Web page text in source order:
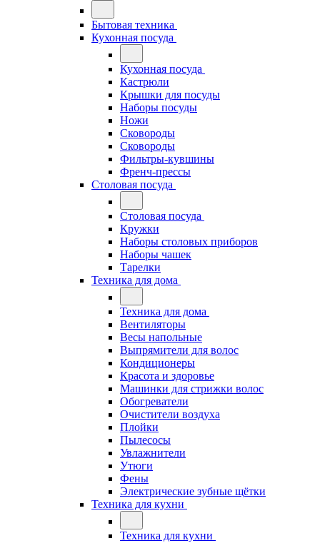
Бытовая техника
Кухонная посуда
Кухонная посуда
Кастрюли
Крышки для посуды
Наборы посуды
Ножи
Сковороды
Сковороды
Фильтры-кувшины
Френч-прессы
Столовая посуда
Столовая посуда
Кружки
Наборы столовых приборов
Наборы чашек
Тарелки
Техника для дома
Техника для дома
Вентиляторы
Весы напольные
Выпрямители для волос
Кондиционеры
Красота и здоровье
Машинки для стрижки волос
Обогреватели
Очистители воздуха
Плойки
Пылесосы
Увлажнители
Утюги
Фены
Электрические зубные щётки
Техника для кухни
Техника для кухни